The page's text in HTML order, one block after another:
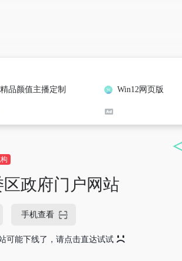
精品颜值主播定制 Win12网页版
政府门户网站
手机查看
可能下线了，请点击直达试试